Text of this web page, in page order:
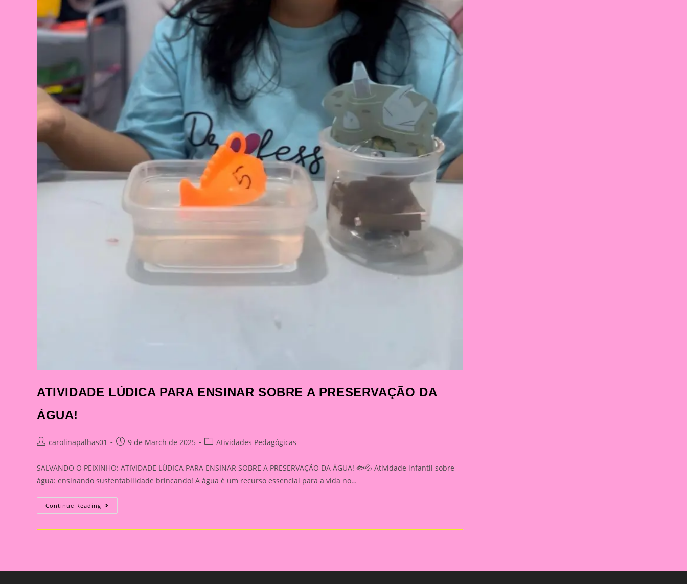
ATIVIDADE LÚDICA PARA ENSINAR SOBRE A PRESERVAÇÃO DA
ÁGUA!
Postcarolinapalhas01
Post9 de March de 2025
PostAtividades Pedagógicas
SALVANDO O PEIXINHO: ATIVIDADE LÚDICA PARA ENSINAR SOBRE A PRESERVAÇÃO DA ÁGUA! 🐟💦 Atividade infantil sobre
água: ensinando sustentabilidade brincando! A água é um recurso essencial para a vida no…
Continue Reading ATIVIDADE
LÚDICA
ENSINAR